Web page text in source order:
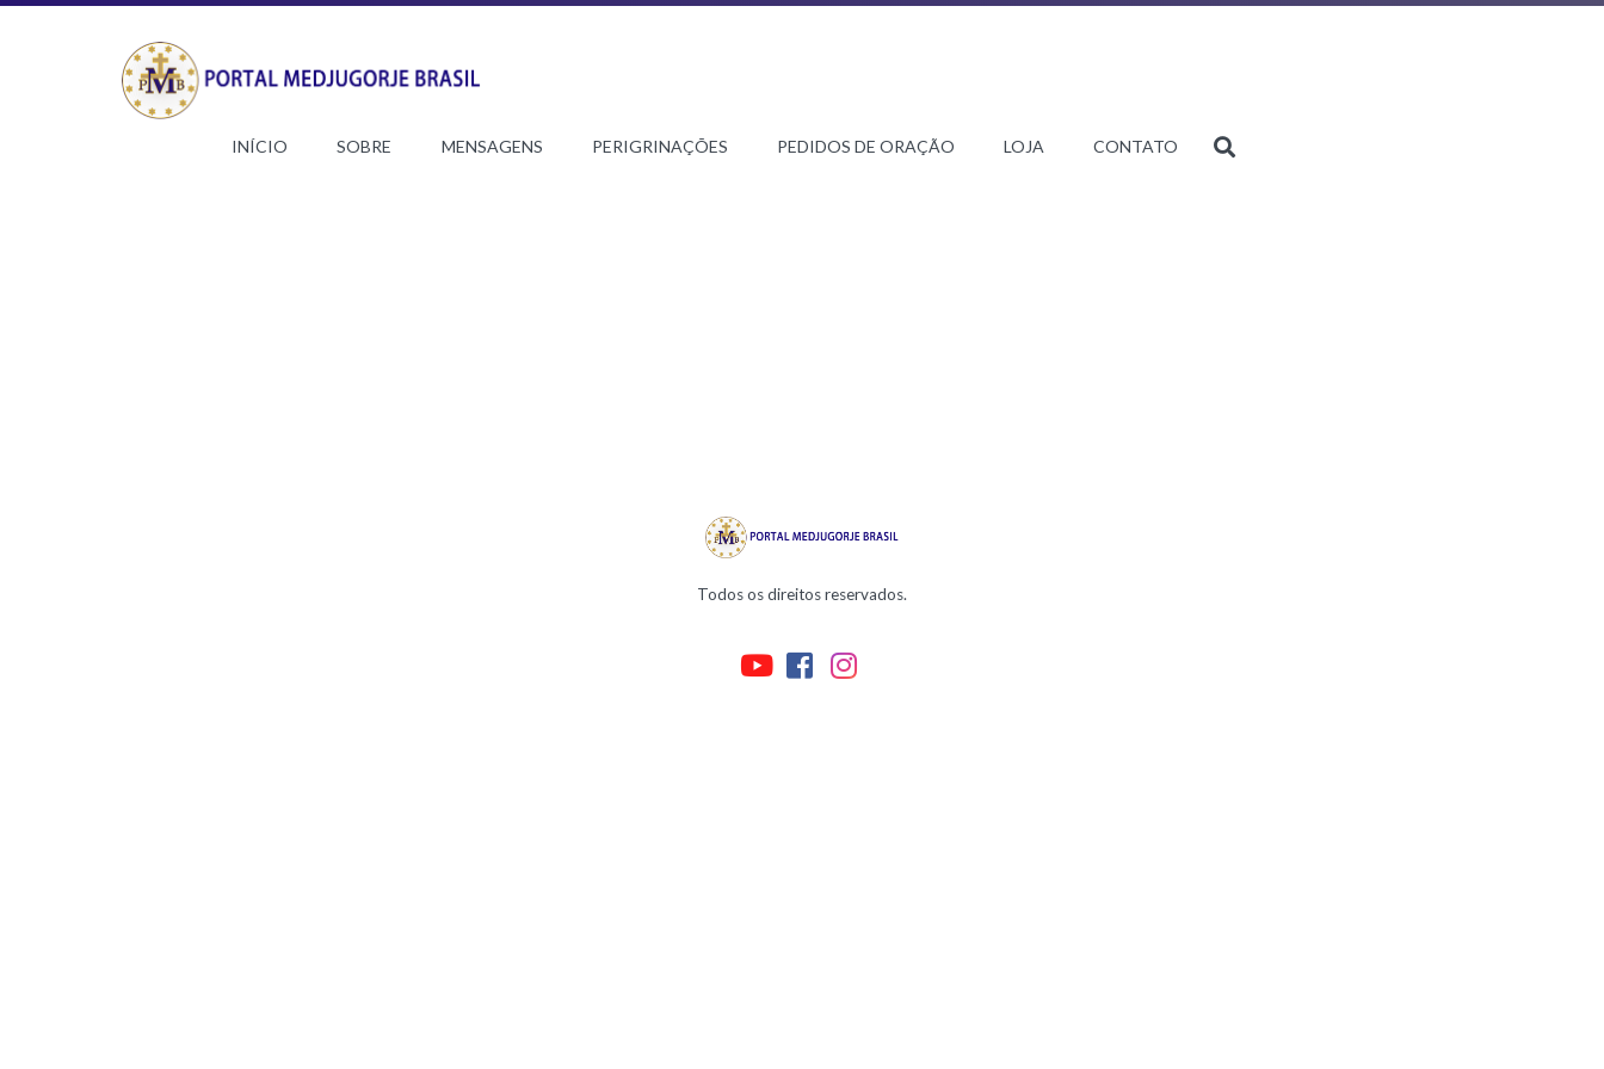
INÍCIO SOBRE MENSAGENS PERIGRINAÇÕES PEDIDOS DE ORAÇÃO LOJA CONTATO
Todos os direitos reservados.